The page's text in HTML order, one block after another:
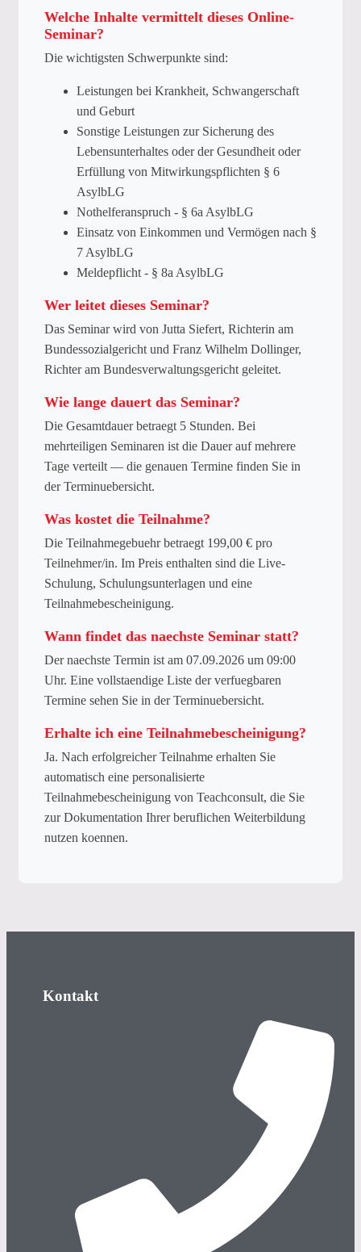
Welche Inhalte vermittelt dieses Online-
Seminar?
Die wichtigsten Schwerpunkte sind:
Leistungen bei Krankheit, Schwangerschaft
und Geburt
Sonstige Leistungen zur Sicherung des
Lebensunterhaltes oder der Gesundheit oder
Erfüllung von Mitwirkungspflichten § 6
AsylbLG
Nothelferanspruch - § 6a AsylbLG
Einsatz von Einkommen und Vermögen nach §
7 AsylbLG
Meldepflicht - § 8a AsylbLG
Wer leitet dieses Seminar?
Das Seminar wird von Jutta Siefert, Richterin am
Bundessozialgericht und Franz Wilhelm Dollinger,
Richter am Bundesverwaltungsgericht geleitet.
Wie lange dauert das Seminar?
Die Gesamtdauer betraegt 5 Stunden. Bei
mehrteiligen Seminaren ist die Dauer auf mehrere
Tage verteilt — die genauen Termine finden Sie in
der Terminuebersicht.
Was kostet die Teilnahme?
Die Teilnahmegebuehr betraegt 199,00 € pro
Teilnehmer/in. Im Preis enthalten sind die Live-
Schulung, Schulungsunterlagen und eine
Teilnahmebescheinigung.
Wann findet das naechste Seminar statt?
Der naechste Termin ist am 07.09.2026 um 09:00
Uhr. Eine vollstaendige Liste der verfuegbaren
Termine sehen Sie in der Terminuebersicht.
Erhalte ich eine Teilnahmebescheinigung?
Ja. Nach erfolgreicher Teilnahme erhalten Sie
automatisch eine personalisierte
Teilnahmebescheinigung von Teachconsult, die Sie
zur Dokumentation Ihrer beruflichen Weiterbildung
nutzen koennen.
Kontakt